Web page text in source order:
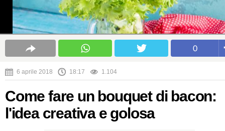
0
6 aprile 2018 18:17 1.104
Come fare un bouquet di bacon:
l'idea creativa e golosa